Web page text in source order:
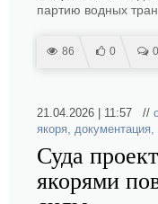
партию водных
86 0 0
21.04.2026 | 11:57 //
якоря, документация,
Суда
якорями